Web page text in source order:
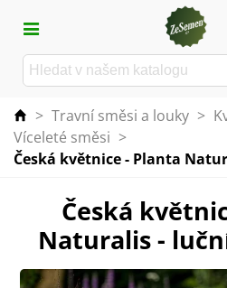
> Travní směsi a louky >
Víceleté směsi >
Česká květnice - Planta
Česká
Naturalis -